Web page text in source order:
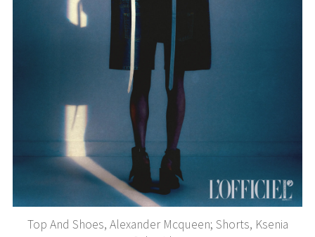
Top And Shoes, Alexander Mcqueen; Shorts, Ksenia